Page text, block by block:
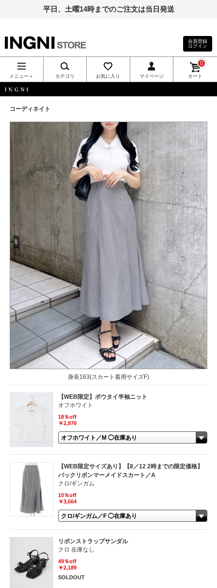
平日、土曜14時までのご注文は当日発送
INGNI（イン
グ）公式通
販｜INGNI
STORE
会員登録
ログイン
メニュー＋ カテゴリ お気に入り マイページ カート
0
コーディネイト
身長163(スカート着用サイズF)
【WEB限定】ボウタイ半袖ニット
オフホワイト
18％off
￥2,970
【WEB限定サイズあり】【8／12 2時までの限定価格】
バックリボンマーメイドスカート／A
クロ/ギンガム
10％off
￥3,564
リボンストラップサンダル
クロ 在庫なし
49％off
￥2,189
SOLDOUT